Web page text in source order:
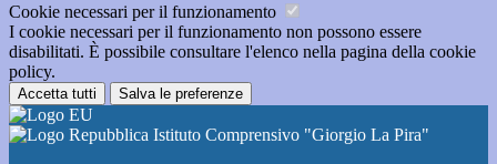
Cookie necessari per il funzionamento
I cookie necessari per il funzionamento non possono essere
disabilitati. È possibile consultare l'elenco nella pagina della cookie
policy.
Accetta tutti Salva le preferenze
Istituto Comprensivo "Giorgio La Pira"